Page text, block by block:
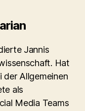
Jannis
Hat
der Allgemeinen
als
Media Teams